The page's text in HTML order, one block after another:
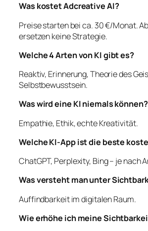
Was kostet Adcreative AI?
Preise starten bei ca. 30 €/Monat.
ersetzen keine Strategie.
Welche 4 Arten von KI gibt es?
Reaktiv, Erinnerung, Theorie des
Selbstbewusstsein.
Was wird eine KI niemals können?
Empathie, Ethik, echte Kreativität.
Welche KI-App ist die beste
ChatGPT, Perplexity, Bing – je nach
Was versteht man unter
Auffindbarkeit im digitalen Raum.
Wie erhöhe ich meine